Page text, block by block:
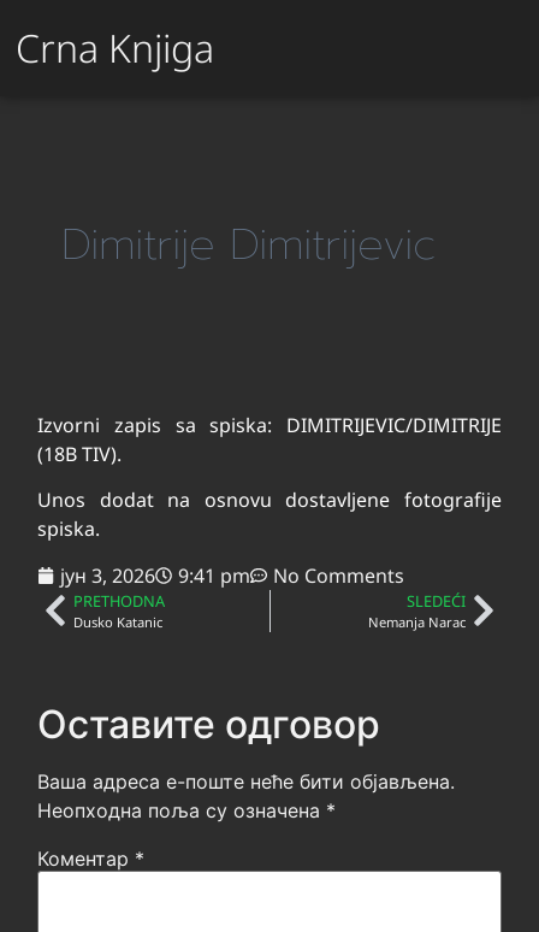
Crna Knjiga
Dimitrije Dimitrijevic
Izvorni zapis sa spiska: DIMITRIJEVIC/DIMITRIJE
(18B TIV).
Unos dodat na osnovu dostavljene fotografije
spiska.
јун 3, 2026
9:41 pm No Comments
PRETHODNA
Dusko Katanic
SLEDEĆI
Nemanja Narac
Оставите одговор
Ваша адреса е-поште неће бити објављена.
Неопходна поља су означена *
Коментар *